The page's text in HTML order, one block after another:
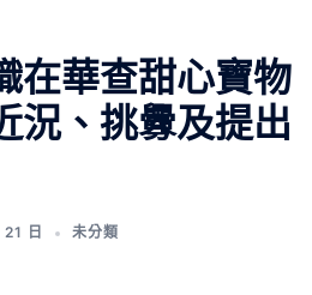
在華查甜心寶物
況、挑釁及提出
日 未分類